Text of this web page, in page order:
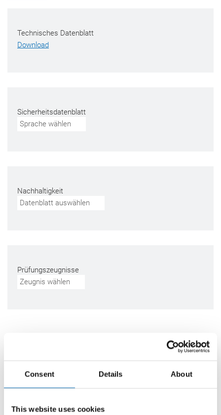
Consent Details About
This website uses cookies
Technisches Datenblatt
Download
Sicherheitsdatenblatt
Sprache wählen
Nachhaltigkeit
Datenblatt auswählen
Prüfungszeugnisse
Zeugnis wählen